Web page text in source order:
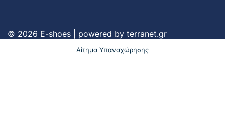
© 2026 E-shoes | powered by terranet.gr
Αίτημα Υπαναχώρησης